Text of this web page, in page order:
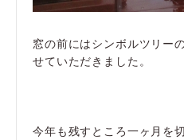
窓の前にはシンボルツリー
せていただきました。
今年も残すところ一ヶ月を